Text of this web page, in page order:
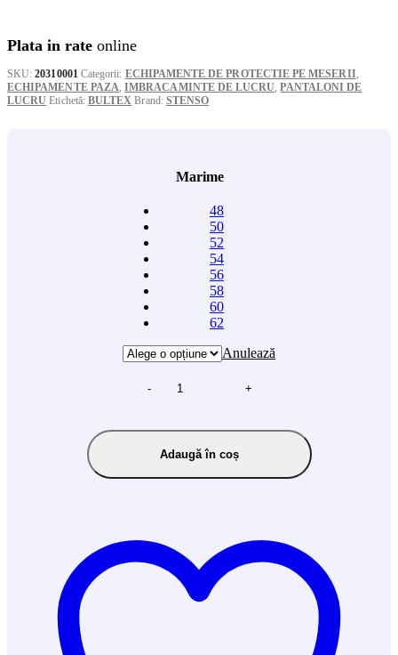
Plata in rate online
SKU:20310001 Categorii: ECHIPAMENTE DE PROTECTIE PE MESERII
ECHIPAMENTE PAZA ,IMBRACAMINTE DE LUCRU ,PANTALONI DE
LUCRU Etichetă: BULTEX Brand: STENSO
Marime
48
50
52
54
56
58
60
62
Anulează
- +
Adaugă în coș